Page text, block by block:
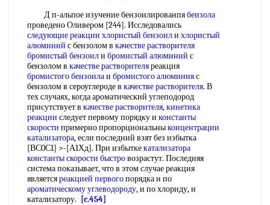
Д п-альпое изучение бензоилированпябеизола
проведено Оливером [244]. Исследовались
следующиереакции хлористый бензоили хлористый
алюминий с бензолом в качестве растворителя
бромистый бензоили бромистый алюминий с
бензолом в качестве растворителяреакция
бромистого бензоилаи бромистого алюминияс
бензолом в сероуглероде в качестве растворителя. В
тех случаях, когда ароматический углеподород
присутствует в качестве растворителя,кинетика
реакции следует первому порядку и константы
скорости примерно пропорциональныконцентрации
катализатора, если последний взят без избытка
[ВС0С1] >-[А1Хд]. При избыткекатализатора
константы скорости быстровозрастут. Последняя
система показывает, что в этом случае реакция
являетсяреакцией первогопорядка и по
ароматическому углеводороду, и по хлориду, и
катализатору.
[c.454]